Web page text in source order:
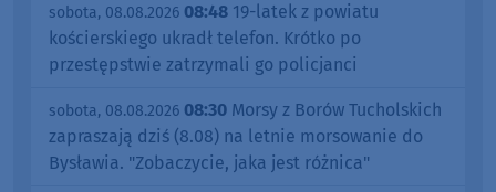
sobota, 08.08.2026 08:48 19-latek z powiatu
kościerskiego ukradł telefon. Krótko po
przestępstwie zatrzymali go policjanci
sobota, 08.08.2026 08:30 Morsy z Borów Tucholskich
zapraszają dziś (8.08) na letnie morsowanie do
Bysławia. "Zobaczycie, jaka jest różnica"